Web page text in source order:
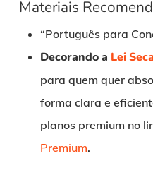
Materiais
“Português para
Decorando a Lei Seca
para quem quer
forma clara e
planos premium no
Premium.